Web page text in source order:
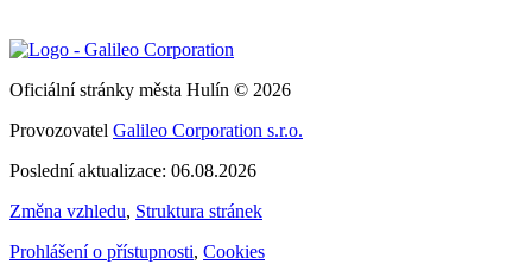
Oficiální stránky města Hulín © 2026
Provozovatel Galileo Corporation s.r.o.
Poslední aktualizace: 06.08.2026
Změna vzhledu, Struktura stránek
Prohlášení o přístupnosti, Cookies